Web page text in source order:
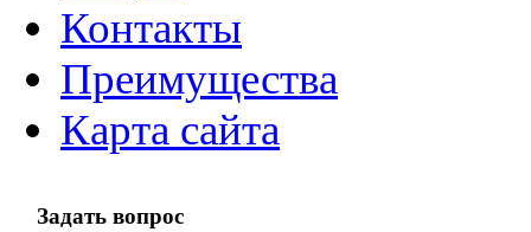
Контакты
Преимущества
Карта сайта
Задать вопрос